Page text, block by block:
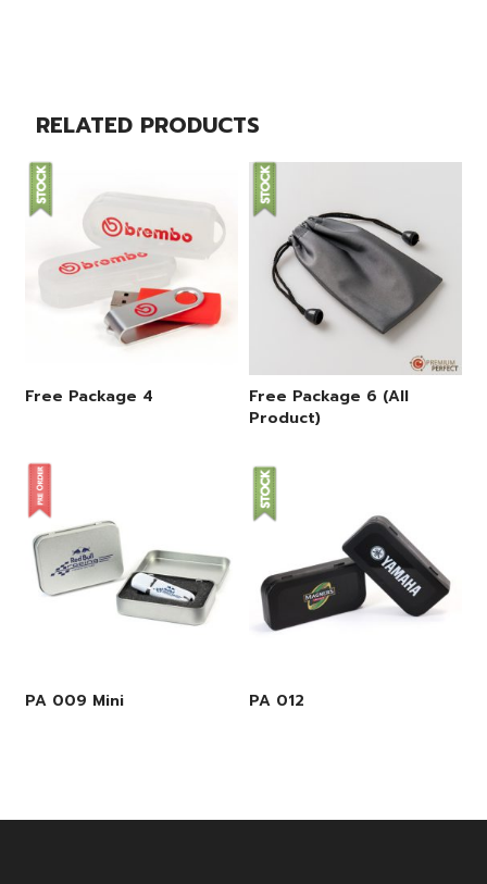
RELATED PRODUCTS
Free Package 4
Free Package 6 (All
Product)
PA 009 Mini PA 012